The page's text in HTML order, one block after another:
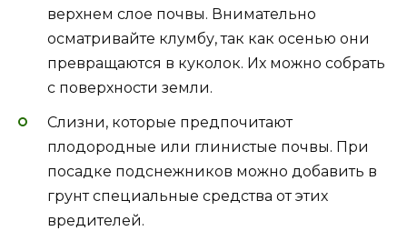
верхнем слое почвы. Внимательно
осматривайте клумбу, так как осенью они
превращаются в куколок. Их можно собрать
с поверхности земли.
Слизни, которые предпочитают
плодородные или глинистые почвы. При
посадке подснежников можно добавить в
грунт специальные средства от этих
вредителей.